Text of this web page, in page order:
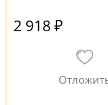
2 918 ₽